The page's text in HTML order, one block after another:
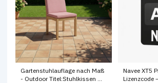
Gartenstuhlauflage nach Maß
- Outdoor Titel:Stuhlkissen mit
Navee XT5
Lizenzcode